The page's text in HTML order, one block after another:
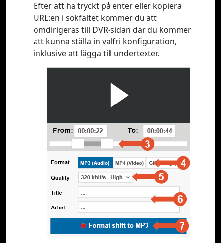
Efter att ha tryckt på enter eller kopiera
URL:en i sökfältet kommer du att
omdirigeras till DVR-sidan där du kommer
att kunna ställa in valfri konfiguration,
inklusive att lägga till undertexter.